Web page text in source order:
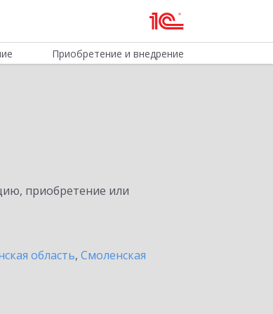
Приобретение и внедрение
приобретение или
область, Смоленская